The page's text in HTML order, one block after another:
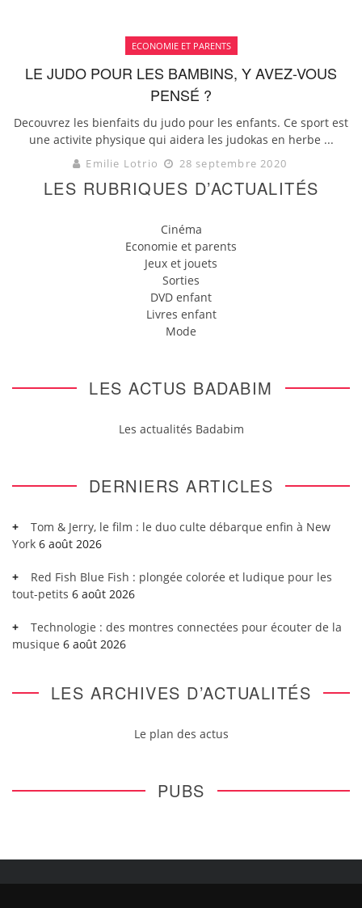
ECONOMIE ET PARENTS
LE JUDO POUR LES BAMBINS, Y AVEZ-VOUS
PENSÉ ?
Decouvrez les bienfaits du judo pour les enfants. Ce sport est
une activite physique qui aidera les judokas en herbe ...
Emilie Lotrio 28 septembre 2020
LES RUBRIQUES D’ACTUALITÉS
Cinéma
Economie et parents
Jeux et jouets
Sorties
DVD enfant
Livres enfant
Mode
LES ACTUS BADABIM
Les actualités Badabim
DERNIERS ARTICLES
Tom & Jerry, le film : le duo culte débarque enfin à New
York 6 août 2026
Red Fish Blue Fish : plongée colorée et ludique pour les
tout-petits 6 août 2026
Technologie : des montres connectées pour écouter de la
musique 6 août 2026
LES ARCHIVES D’ACTUALITÉS
Le plan des actus
PUBS